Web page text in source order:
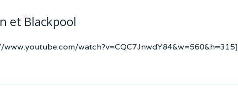
et Blackpool
watch?v=CQC7JnwdY84&w=560&h=315]